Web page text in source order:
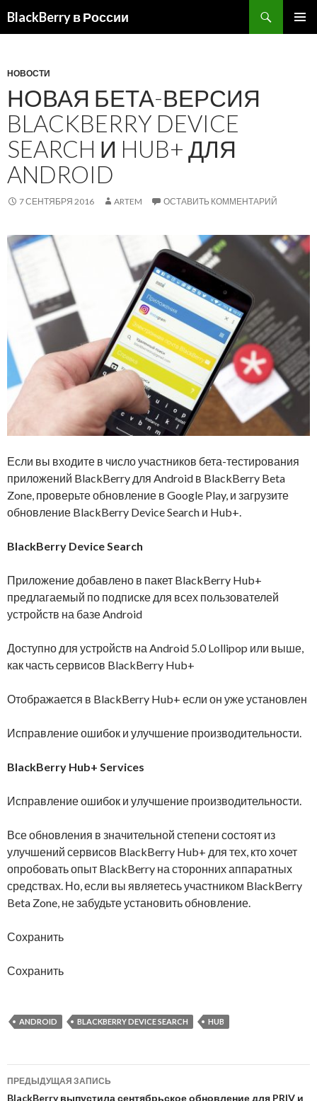
BlackBerry в России
НОВОСТИ
НОВАЯ БЕТА-ВЕРСИЯ
BLACKBERRY DEVICE
SEARCH И HUB+ ДЛЯ
ANDROID
7 СЕНТЯБРЯ 2016 ARTEM ОСТАВИТЬ КОММЕНТАРИЙ
Если вы входите в число участников бета-тестирования
приложений BlackBerry для Android в BlackBerry Beta
Zone, проверьте обновление в Google Play, и загрузите
обновление BlackBerry Device Search и Hub+.
BlackBerry Device Search
Приложение добавлено в пакет BlackBerry Hub+
предлагаемый по подписке для всех пользователей
устройств на базе Android
Доступно для устройств на Android 5.0 Lollipop или выше,
как часть сервисов BlackBerry Hub+
Отображается в BlackBerry Hub+ если он уже установлен
Исправление ошибок и улучшение производительности.
BlackBerry Hub+ Services
Исправление ошибок и улучшение производительности.
Все обновления в значительной степени состоят из
улучшений сервисов BlackBerry Hub+ для тех, кто хочет
опробовать опыт BlackBerry на сторонних аппаратных
средствах. Но, если вы являетесь участником BlackBerry
Beta Zone, не забудьте установить обновление.
Сохранить
Сохранить
ANDROID BLACKBERRY DEVICE SEARCH HUB
Навигация
ПРЕДЫДУЩАЯ ЗАПИСЬ
BlackBerry выпустила сентябрьское обновление для PRIV и